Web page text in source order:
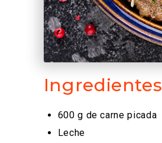
Ingredientes
600 g de carne picada
Leche